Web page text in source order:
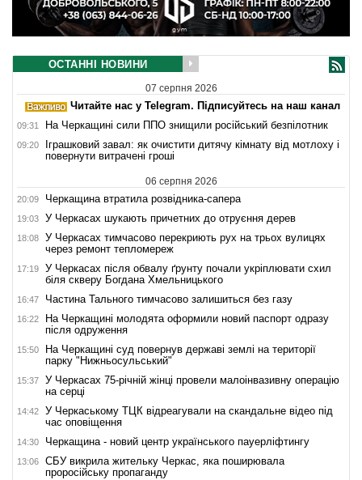
ОСТАННІ НОВИНИ
07 серпня 2026
Читайте нас у Telegram. Підписуйтесь на наш канал
09:31 На Черкащині сили ППО знищили російський безпілотник
09:20
Іграшковий завал: як очистити дитячу кімнату від мотлоху і
повернути витрачені гроші
06 серпня 2026
20:09 Черкащина втратила розвідника-сапера
19:03 У Черкасах шукають причетних до отруєння дерев
18:08
У Черкасах тимчасово перекриють рух на трьох вулицях
через ремонт тепломереж
17:19
У Черкасах після обвалу ґрунту почали укріплювати схил
біля скверу Богдана Хмельницького
16:47 Частина Тального тимчасово залишиться без газу
16:22
На Черкащині молодята оформили новий паспорт одразу
після одруження
15:50
На Черкащині суд повернув державі землі на території
парку "Нижньосульський"
15:37
У Черкасах 75-річній жінці провели малоінвазивну операцію
на серці
14:42
У Черкаському ТЦК відреагували на скандальне відео під
час оповіщення
14:30 Черкащина - новий центр українського пауерліфтингу
13:06
СБУ викрила жительку Черкас, яка поширювала
проросійську пропаганду